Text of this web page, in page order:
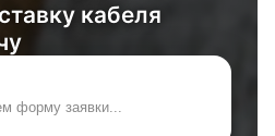
кабеля
форму заявки...